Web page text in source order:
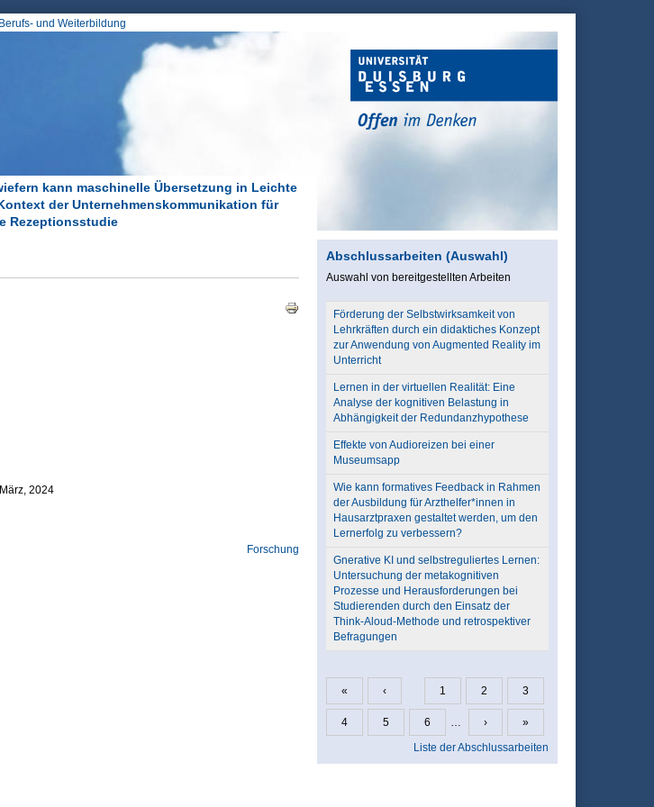
und Weiterbildung
kann maschinelle Übersetzung in Leichte
der Unternehmenskommunikation für
Rezeptionsstudie
2024
Forschung
Abschlussarbeiten (Auswahl)
Auswahl von bereitgestellten Arbeiten
Förderung der Selbstwirksamkeit von
Lehrkräften durch ein didaktiches Konzept
zur Anwendung von Augmented Reality im
Unterricht
Lernen in der virtuellen Realität: Eine
Analyse der kognitiven Belastung in
Abhängigkeit der Redundanzhypothese
Effekte von Audioreizen bei einer
Museumsapp
Wie kann formatives Feedback in Rahmen
der Ausbildung für Arzthelfer*innen in
Hausarztpraxen gestaltet werden, um den
Lernerfolg zu verbessern?
Gnerative KI und selbstreguliertes Lernen:
Untersuchung der metakognitiven
Prozesse und Herausforderungen bei
Studierenden durch den Einsatz der
Think-Aloud-Methode und retrospektiver
Befragungen
Seiten
« ‹ 1 2 3
4 5 6 … ›
»
Liste der Abschlussarbeiten